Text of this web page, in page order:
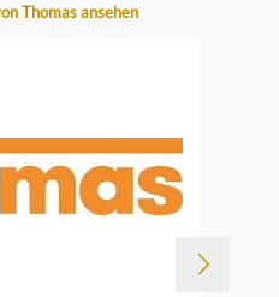
Thomas ansehen